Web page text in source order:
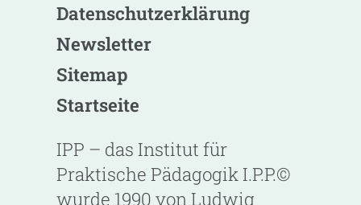
Datenschutzerklärung
Newsletter
Sitemap
Startseite
IPP – das Institut für
Praktische Pädagogik I.P.P.©
wurde 1990 von Ludwig